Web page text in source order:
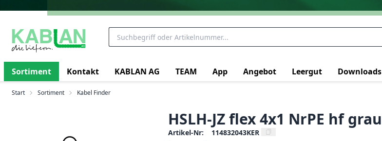
Sortiment Kontakt KABLAN AG TEAM App Angebot Leergut Downloads
Start Sortiment Kabel Finder
HSLH-JZ flex 4x1 NrPE hf grau
Artikel-Nr: 114832043KER